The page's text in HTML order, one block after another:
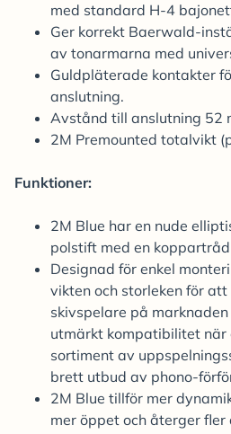
med standard H-4
Ger korrekt Baerwald-
av tonarmarna med
Guldpläterade kontakter
anslutning.
Avstånd till anslutning 52
2M Premounted totalvikt
Funktioner:
2M Blue har en nude
polstift med en
Designad för enkel
vikten och storleken för
skivspelare på
utmärkt kompatibilitet när
sortiment av
brett utbud av phono-
2M Blue tillför mer
mer öppet och återger